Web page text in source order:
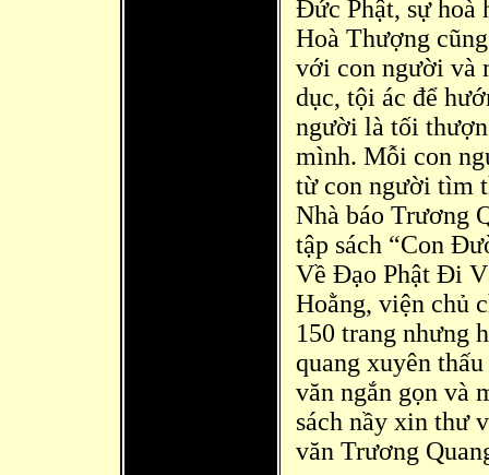
Đức Phật, sự hoà
Hoà Thượng
với con người và
dục, tội ác để
người là tối
mình. Mỗi con
từ con người tìm
Nhà báo Trương
tập sách “Con
Về Đạo Phật Đi
Hoằng, viện chủ
150 trang nhưng
quang xuyên
văn ngắn gọn và
sách nầy xin thư
văn Trương